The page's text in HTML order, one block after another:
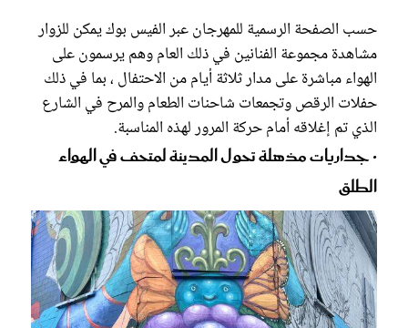
حسب الصفحة الرسمية للمهرجان عبر الفيس بوك يمكن للزوار
مشاهدة مجموعة الفنانين في ذلك العام وهم يرسمون على
الهواء مباشرة على مدار ثلاثة أيام من الاحتفال ، بما في ذلك
حفلات الرقص وتجمعات شاحنات الطعام والمرح في الشارع
الذي تم إغلاقه أمام حركة المرور لهذه المناسبة.
• جداريات مذهلة تحول المدينة لمتحف في الهواء
الطلق